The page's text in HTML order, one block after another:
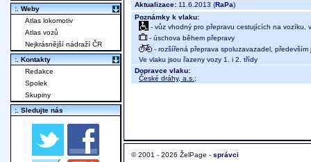
Aktualizace: 11.6.2013 (RaPa)
Poznámky k vlaku:
- vůz vhodný pro přepravu cestujících na vozíku,
- úschova během přepravy
- rozšířená přeprava spoluzavazadel, především
Ve vlaku jsou řazeny vozy 1. i 2. třídy
Dopravce vlaku:
České dráhy, a.s. ;
© 2001 - 2026 ŽelPage - správci
:. Weby
Atlas lokomotiv
Atlas vozů
Nejkrásnější nádraží ČR
:. Kontakty
Redakce
Spolek
Skupiny
:. Sledujte nás